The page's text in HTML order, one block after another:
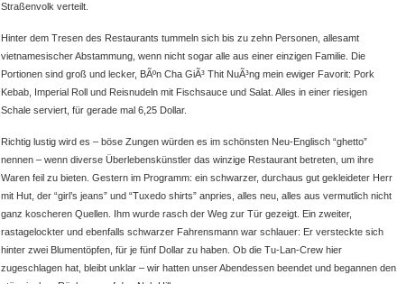
Straßenvolk verteilt.
Hinter dem Tresen des Restaurants tummeln sich bis zu zehn Personen, allesamt
vietnamesischer Abstammung, wenn nicht sogar alle aus einer einzigen Familie. Die
Portionen sind groß und lecker, BÃºn Cha GiÃ³ Thit NuÃ³ng mein ewiger Favorit: Pork
Kebab, Imperial Roll und Reisnudeln mit Fischsauce und Salat. Alles in einer riesigen
Schale serviert, für gerade mal 6,25 Dollar.
Richtig lustig wird es – böse Zungen würden es im schönsten Neu-Englisch “ghetto”
nennen – wenn diverse Überlebenskünstler das winzige Restaurant betreten, um ihre
Waren feil zu bieten. Gestern im Programm: ein schwarzer, durchaus gut gekleideter Herr
mit Hut, der “girl’s jeans” und “Tuxedo shirts” anpries, alles neu, alles aus vermutlich nicht
ganz koscheren Quellen. Ihm wurde rasch der Weg zur Tür gezeigt. Ein zweiter,
rastagelockter und ebenfalls schwarzer Fahrensmann war schlauer: Er versteckte sich
hinter zwei Blumentöpfen, für je fünf Dollar zu haben. Ob die Tu-Lan-Crew hier
zugeschlagen hat, bleibt unklar – wir hatten unser Abendessen beendet und begannen den